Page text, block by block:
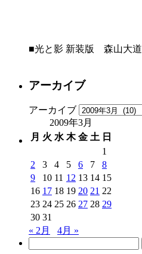
■光と影 新装版 森山大道
アーカイブ
アーカイブ
2009年3月
月 火 水 木 金 土 日
1
2
3 4 5 6 7
8
9
10 11 12 13 14 15
16 17 18 19 20 21 22
23 24 25 26 27 28 29
30 31
« 2月
4月 »